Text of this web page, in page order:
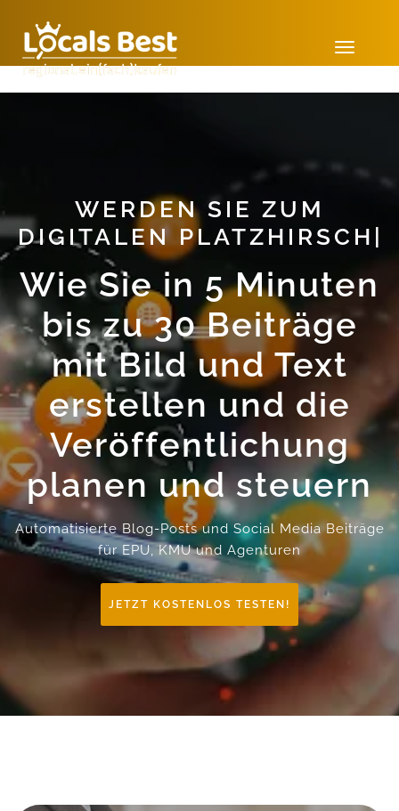
WERDEN SIE ZUM
DIGITALEN PLATZHIRSCH
Wie Sie in 5 Minuten
bis zu 30 Beiträge
mit Bild und Text
erstellen und die
Veröffentlichung
planen und steuern
Automatisierte Blog-Posts und Social Media Beiträge
für EPU, KMU und Agenturen
JETZT KOSTENLOS TESTEN!